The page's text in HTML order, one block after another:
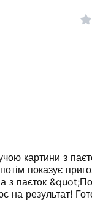
картини з
показує
з паєток
на результат!